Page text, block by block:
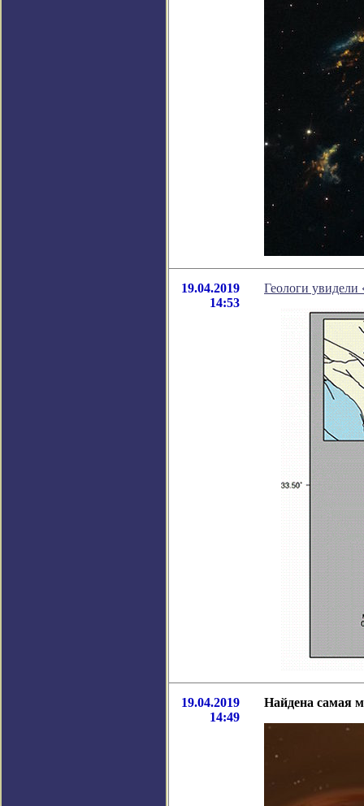
19.04.2019
14:53
Геологи увидели
19.04.2019
14:49
Найдена самая